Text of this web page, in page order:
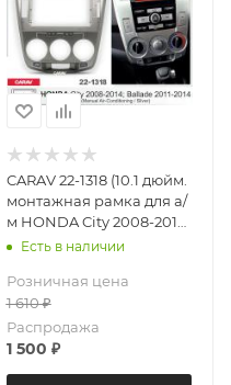
CARAV 22-1318 (10.1 дюйм.
монтажная рамка для а/
м HONDA City 2008-2014;
Ballade 2011-2014 (только
контроля цвет
серебристый)
Есть в наличии
Розничная цена
1 610₽
Распродажа
1 500 ₽